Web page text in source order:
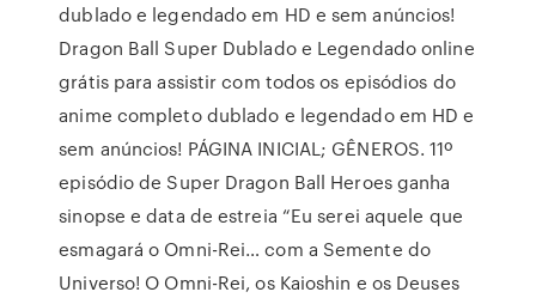
dublado e legendado em HD e sem anúncios!
Dragon Ball Super Dublado e Legendado online
grátis para assistir com todos os episódios do
anime completo dublado e legendado em HD e
sem anúncios! PÁGINA INICIAL; GÊNEROS. 11º
episódio de Super Dragon Ball Heroes ganha
sinopse e data de estreia “Eu serei aquele que
esmagará o Omni-Rei… com a Semente do
Universo! O Omni-Rei, os Kaioshin e os Deuses